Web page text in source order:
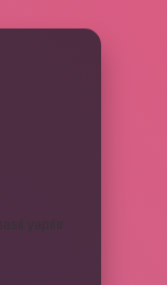
yapılır